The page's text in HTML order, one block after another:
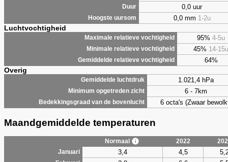
Duur 0,0 uur
Hoogste uursom 0,0 mm 1-2u
Luchtvochtigheid
Maximale relatieve vochtigheid 95% 4-5u
Minimale relatieve vochtigheid 45% 14-15u
Gemiddelde relatieve vochtigheid 64%
Overig
Gemiddelde luchtdruk 1.021,4 hPa
Minimum opgetreden zicht 6 - 7km
Bedekkingsgraad van de bovenlucht 6 octa's (Zwaar
Maandgemiddelde temperaturen
Normaal 2022
Januari
3,4 4,5